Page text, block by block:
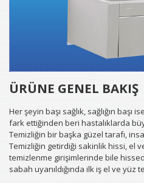
ÜRÜNE GENEL BAKIŞ
Her şeyin başı sağlık, sağlığın
fark ettiğinden beri hastalıklarda
Temizliğin bir başka güzel tarafı,
Temizliğin getirdiği sakinlik hissi, el
temizlenme girişimlerinde bile
sabah uyanıldığında ilk iş el ve yüz